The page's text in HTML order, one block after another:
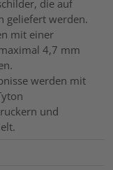
die auf
geliefert werden.
mit einer
4,7 mm
werden mit
und